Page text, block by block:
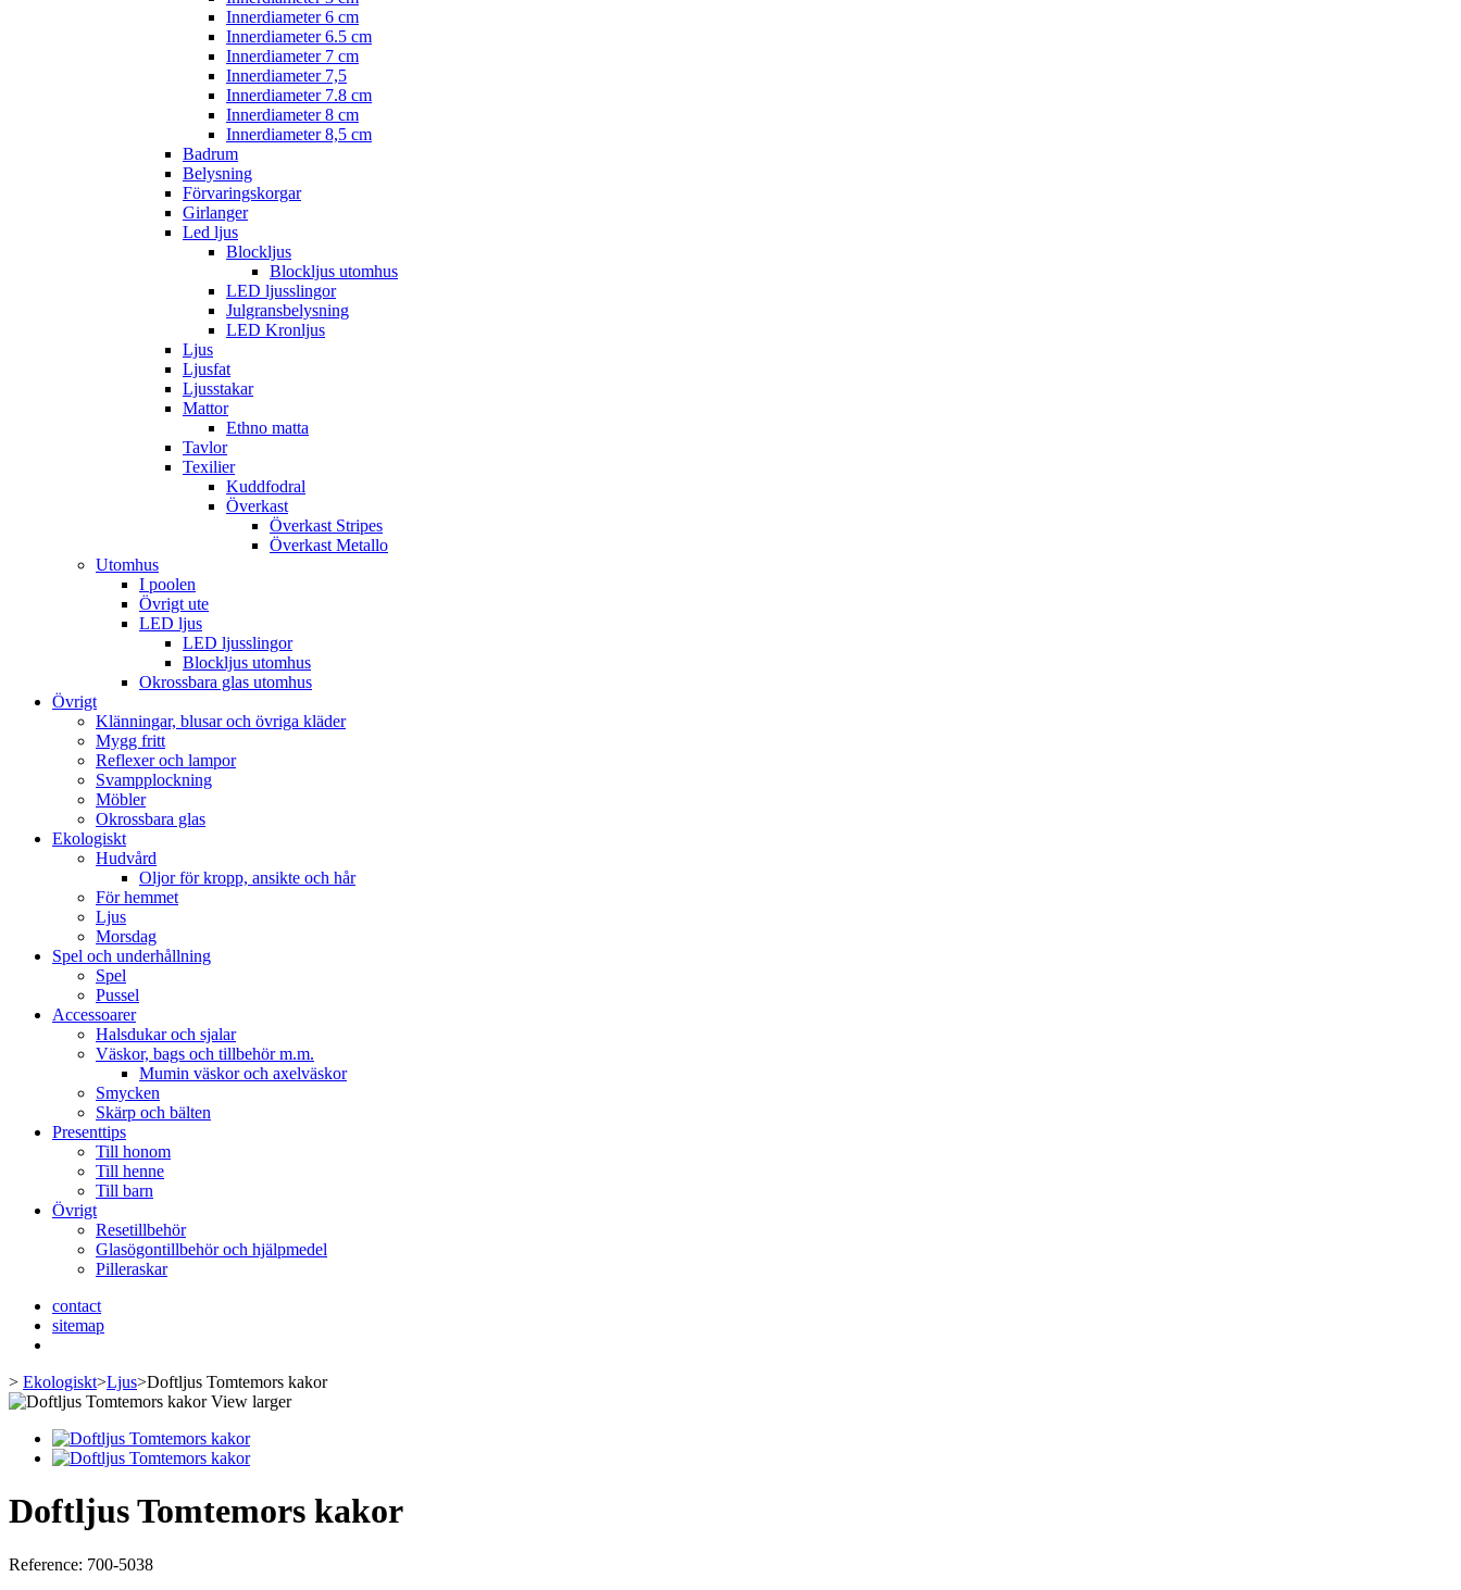
Innerdiameter 6 cm
Innerdiameter 6.5 cm
Innerdiameter 7 cm
Innerdiameter 7,5
Innerdiameter 7.8 cm
Innerdiameter 8 cm
Innerdiameter 8,5 cm
Badrum
Belysning
Förvaringskorgar
Girlanger
Led ljus
Blockljus
Blockljus utomhus
LED ljusslingor
Julgransbelysning
LED Kronljus
Ljus
Ljusfat
Ljusstakar
Mattor
Ethno matta
Tavlor
Texilier
Kuddfodral
Överkast
Överkast Stripes
Överkast Metallo
Utomhus
I poolen
Övrigt ute
LED ljus
LED ljusslingor
Blockljus utomhus
Okrossbara glas utomhus
Övrigt
Klänningar, blusar och övriga kläder
Mygg fritt
Reflexer och lampor
Svampplockning
Möbler
Okrossbara glas
Ekologiskt
Hudvård
Oljor för kropp, ansikte och hår
För hemmet
Ljus
Morsdag
Spel och underhållning
Spel
Pussel
Accessoarer
Halsdukar och sjalar
Väskor, bags och tillbehör m.m.
Mumin väskor och axelväskor
Smycken
Skärp och bälten
Presenttips
Till honom
Till henne
Till barn
Övrigt
Resetillbehör
Glasögontillbehör och hjälpmedel
Pilleraskar
contact
sitemap
> Ekologiskt>Ljus>Doftljus Tomtemors kakor
View larger
Doftljus Tomtemors kakor
Reference: 700-5038